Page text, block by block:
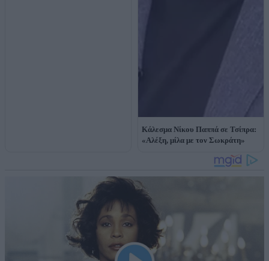
Κάλεσμα Νίκου Παππά σε Τσίπρα:
«Αλέξη, μίλα με τον Σωκράτη»